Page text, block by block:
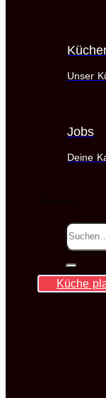
Unser
Jobs
Deine
Suche
nach:
Küche